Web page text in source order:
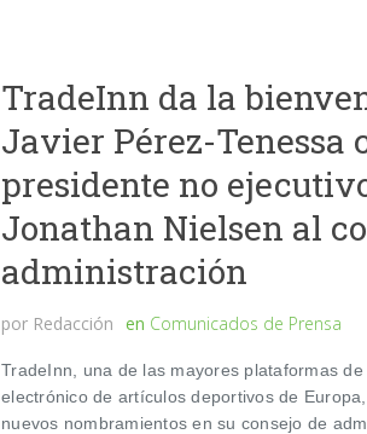
TradeInn da la
Javier Pérez-Tenessa
presidente no
Jonathan Nielsen al
administración
por Redacción en Comunicados de Prensa
TradeInn, una de las mayores plataformas
electrónico de artículos deportivos de
nuevos nombramientos en su consejo de